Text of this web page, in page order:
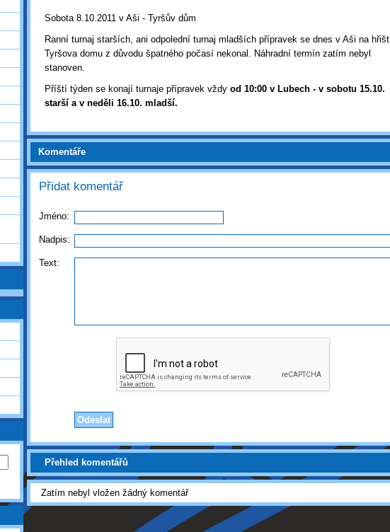
Sobota 8.10.2011 v Aši - Tyršův dům
Ranní turnaj starších, ani odpolední turnaj mladších přípravek se dnes v Aši na
Tyršova domu z důvodu špatného počasí nekonal. Náhradní termín zatím nebyl
stanoven.
Příští týden se konají turnaje přípravek vždy od 10:00 v Lubech - v sobotu 15.10.
starší a v neděli 16.10. mladší.
Komentáře
Přidat komentář
Jméno:
Nadpis:
Text:
Přehled komentářů
Zatím nebyl vložen žádný komentář